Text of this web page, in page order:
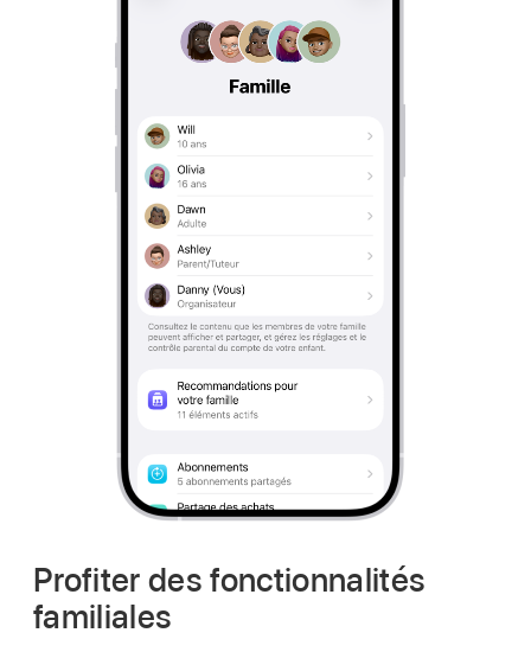
Profiter des fonctionnalités
familiales